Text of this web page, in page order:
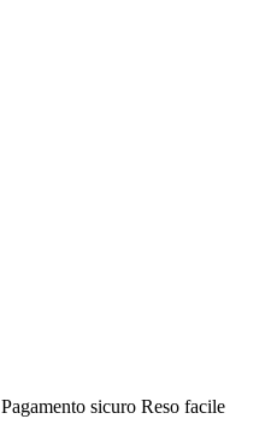
Pagamento sicuro Reso facile